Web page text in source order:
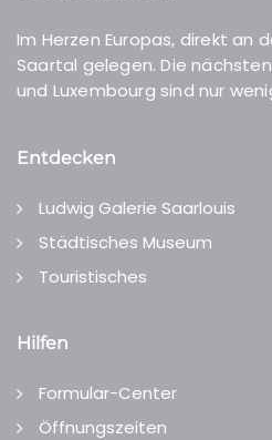
Im Herzen Europas, direkt an
Saartal gelegen. Die
und Luxembourg sind nur
Entdecken
Ludwig Galerie Saarlouis
Städtisches Museum
Touristisches
Hilfen
Formular-Center
Öffnungszeiten